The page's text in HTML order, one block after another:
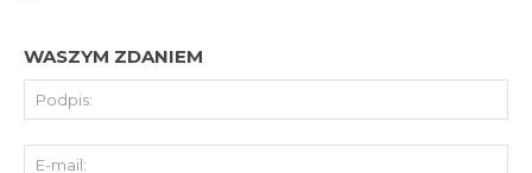
WASZYM ZDANIEM